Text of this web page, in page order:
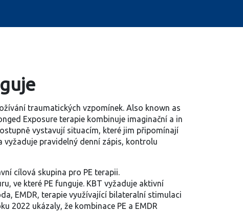
traumatických vzpomínek. Also known as
Exposure terapie kombinuje imaginační a in
vystavují situacím, které jim připomínají
vyžaduje pravidelný denní zápis, kontrolu
cílová skupina pro PE terapii.
ve které PE funguje. KBT vyžaduje aktivní
EMDR, terapie využívající bilateralní stimulaci
2022 ukázaly, že kombinace PE a EMDR